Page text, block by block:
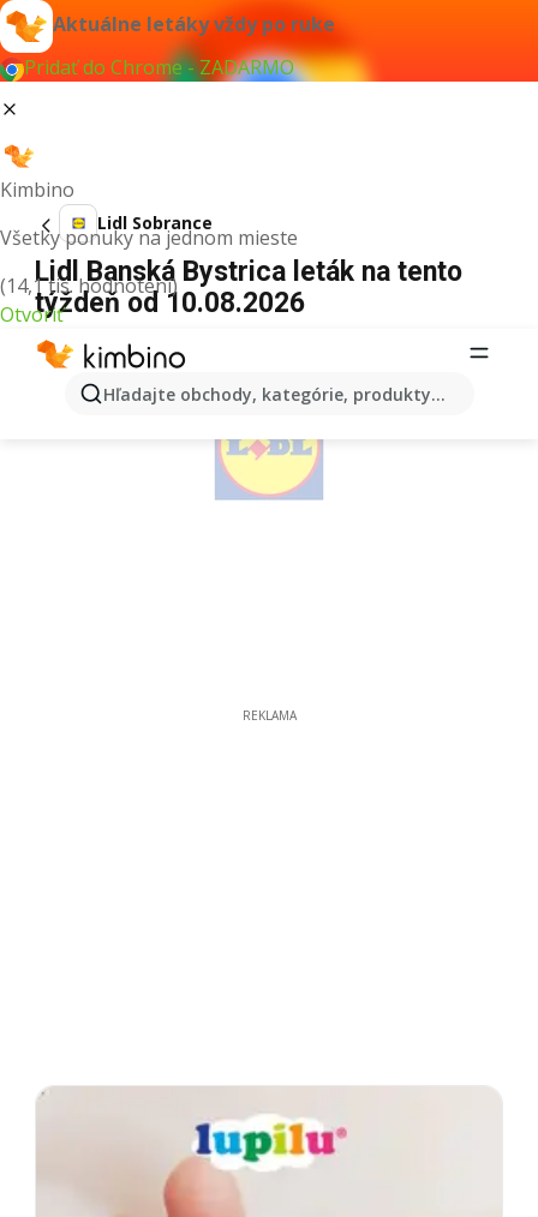
Aktuálne letáky vždy po ruke
Pridať do Chrome - ZADARMO
Kimbino
Všetky ponuky na jednom mieste
(14,1 tis. hodnotení)
Otvoriť
Hľadajte obchody, kategórie, produkty...
Lidl Sobrance
Lidl Banská Bystrica leták na tento
týždeň od 10.08.2026
REKLAMA